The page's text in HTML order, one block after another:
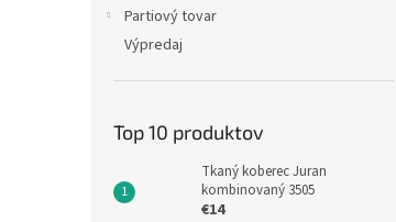
Partiový tovar
Výpredaj
Top 10 produktov
Tkaný koberec Juran
kombinovaný 3505
€14